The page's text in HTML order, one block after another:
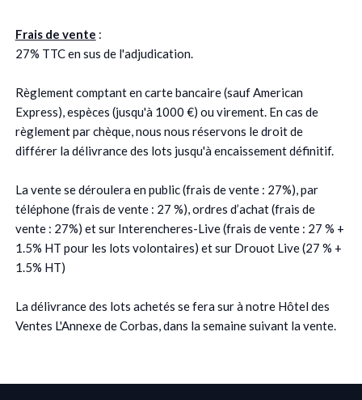
Frais de vente :
27% TTC en sus de l'adjudication.
Règlement comptant en carte bancaire (sauf American
Express), espèces (jusqu'à 1000 €) ou virement. En cas de
règlement par chèque, nous nous réservons le droit de
différer la délivrance des lots jusqu'à encaissement définitif.
La vente se déroulera en public (frais de vente : 27%), par
téléphone (frais de vente : 27 %), ordres d’achat (frais de
vente : 27%) et sur Interencheres-Live (frais de vente : 27 % +
1.5% HT pour les lots volontaires) et sur Drouot Live (27 % +
1.5% HT)
La délivrance des lots achetés se fera sur à notre Hôtel des
Ventes L'Annexe de Corbas, dans la semaine suivant la vente.